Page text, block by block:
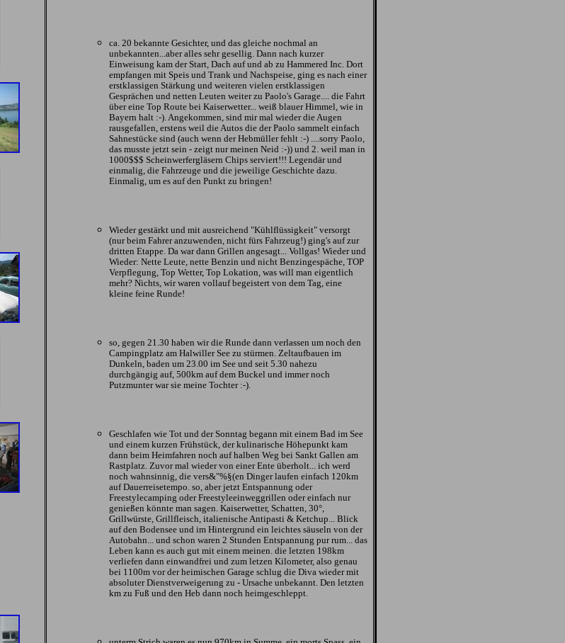
ca. 20 bekannte Gesichter, und das gleiche nochmal an
unbekannten...aber alles sehr gesellig. Dann nach kurzer
Einweisung kam der Start, Dach auf und ab zu Hammered Inc. Dort
empfangen mit Speis und Trank und Nachspeise, ging es nach einer
erstklassigen Stärkung und weiteren vielen erstklassigen
Gesprächen und netten Leuten weiter zu Paolo's Garage.... die Fahrt
über eine Top Route bei Kaiserwetter... weiß blauer Himmel, wie in
Bayern halt :-). Angekommen, sind mir mal wieder die Augen
rausgefallen, erstens weil die Autos die der Paolo sammelt einfach
Sahnestücke sind (auch wenn der Hebmüller fehlt :-) ....sorry Paolo,
das musste jetzt sein - zeigt nur meinen Neid :-)) und 2. weil man in
1000$$$ Scheinwerfergläsern Chips serviert!!! Legendär und
einmalig, die Fahrzeuge und die jeweilige Geschichte dazu.
Einmalig, um es auf den Punkt zu bringen!
Wieder gestärkt und mit ausreichend "Kühlflüssigkeit" versorgt
(nur beim Fahrer anzuwenden, nicht fürs Fahrzeug!) ging's auf zur
dritten Etappe. Da war dann Grillen angesagt... Vollgas! Wieder und
Wieder: Nette Leute, nette Benzin und nicht Benzingespäche, TOP
Verpflegung, Top Wetter, Top Lokation, was will man eigentlich
mehr? Nichts, wir waren vollauf begeistert von dem Tag, eine
kleine feine Runde!
so, gegen 21.30 haben wir die Runde dann verlassen um noch den
Campingplatz am Halwiller See zu stürmen. Zeltaufbauen im
Dunkeln, baden um 23.00 im See und seit 5.30 nahezu
durchgängig auf, 500km auf dem Buckel und immer noch
Putzmunter war sie meine Tochter :-).
Geschlafen wie Tot und der Sonntag begann mit einem Bad im See
und einem kurzen Frühstück, der kulinarische Höhepunkt kam
dann beim Heimfahren noch auf halben Weg bei Sankt Gallen am
Rastplatz. Zuvor mal wieder von einer Ente überholt... ich werd
noch wahnsinnig, die vers&"%§(en Dinger laufen einfach 120km
auf Dauerreisetempo. so, aber jetzt Entspannung oder
Freestylecamping oder Freestyleeinweggrillen oder einfach nur
genießen könnte man sagen. Kaiserwetter, Schatten, 30°,
Grillwürste, Grillfleisch, italienische Antipasti & Ketchup... Blick
auf den Bodensee und im Hintergrund ein leichtes säuseln von der
Autobahn... und schon waren 2 Stunden Entspannung pur rum... das
Leben kann es auch gut mit einem meinen. die letzten 198km
verliefen dann einwandfrei und zum letzen Kilometer, also genau
bei 1100m vor der heimischen Garage schlug die Diva wieder mit
absoluter Dienstverweigerung zu - Ursache unbekannt. Den letzten
km zu Fuß und den Heb dann noch heimgeschleppt.